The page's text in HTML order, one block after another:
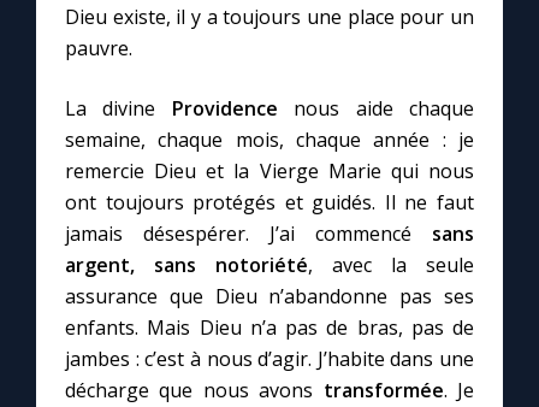
Dieu existe, il y a toujours une place pour un
pauvre.
La divine Providence nous aide chaque
semaine, chaque mois, chaque année : je
remercie Dieu et la Vierge Marie qui nous
ont toujours protégés et guidés. Il ne faut
jamais désespérer. J’ai commencé sans
argent, sans notoriété, avec la seule
assurance que Dieu n’abandonne pas ses
enfants. Mais Dieu n’a pas de bras, pas de
jambes : c’est à nous d’agir. J’habite dans une
décharge que nous avons transformée. Je